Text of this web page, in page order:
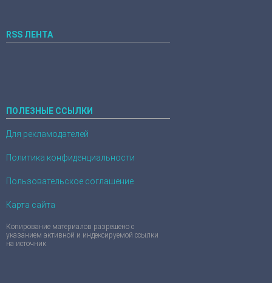
ПОЛЕЗНЫЕ ССЫЛКИ
Копирование материалов разрешено с
указанием активной и индексируемой ссылки
на источник
Для рекламодателей
Политика конфиденциальности
Пользовательское соглашение
Карта сайта
RSS ЛЕНТА